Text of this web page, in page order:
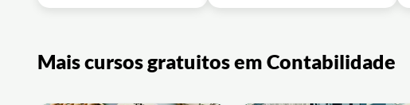
Mais cursos gratuitos em Contabilidade